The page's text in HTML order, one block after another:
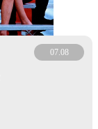
07.08